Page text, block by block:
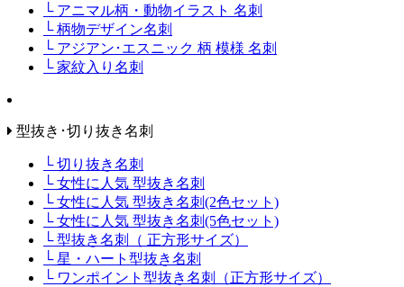
└ アニマル柄・動物イラスト 名刺
└ 柄物デザイン名刺
└ アジアン･エスニック 柄 模様 名刺
└ 家紋入り名刺
型抜き･切り抜き名刺
└ 切り抜き名刺
└ 女性に人気 型抜き名刺
└ 女性に人気 型抜き名刺(2色セット)
└ 女性に人気 型抜き名刺(5色セット)
└ 型抜き名刺（ 正方形サイズ）
└ 星・ハート型抜き名刺
└ ワンポイント型抜き名刺（正方形サイズ）